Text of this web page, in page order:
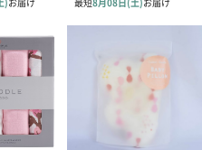
！
ので、
だけます。